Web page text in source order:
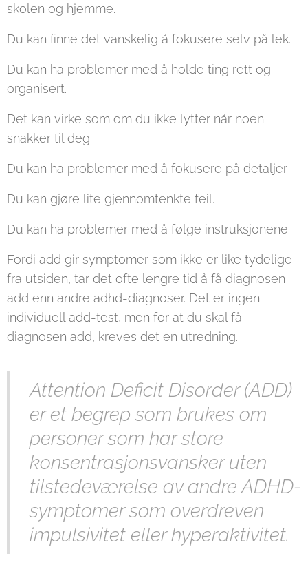
skolen og hjemme.
Du kan finne det vanskelig å fokusere selv på lek.
Du kan ha problemer med å holde ting rett og
organisert.
Det kan virke som om du ikke lytter når noen
snakker til deg.
Du kan ha problemer med å fokusere på detaljer.
Du kan gjøre lite gjennomtenkte feil.
Du kan ha problemer med å følge instruksjonene.
Fordi add gir symptomer som ikke er like tydelige
fra utsiden, tar det ofte lengre tid å få diagnosen
add enn andre adhd-diagnoser. Det er ingen
individuell add-test, men for at du skal få
diagnosen add, kreves det en utredning.
Attention Deficit Disorder (ADD)
er et begrep som brukes om
personer som har store
konsentrasjonsvansker uten
tilstedeværelse av andre ADHD-
symptomer som overdreven
impulsivitet eller hyperaktivitet.